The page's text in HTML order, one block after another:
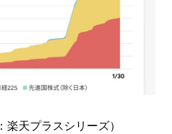
：楽天プラスシリーズ）